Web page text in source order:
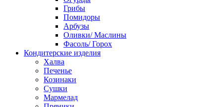
Грибы
Помидоры
Арбузы
Оливки/ Маслины
Фасоль/ Горох
Кондитерские изделия
Халва
Печенье
Козинаки
Сушки
Мармелад